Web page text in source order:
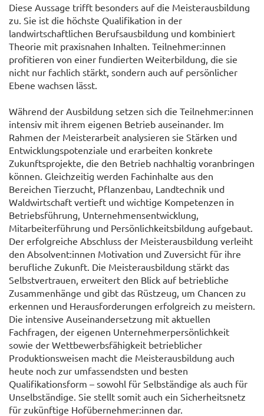
Diese Aussage trifft besonders auf die Meisterausbildung
zu. Sie ist die höchste Qualifikation in der
landwirtschaftlichen Berufsausbildung und kombiniert
Theorie mit praxisnahen Inhalten. Teilnehmer:innen
profitieren von einer fundierten Weiterbildung, die sie
nicht nur fachlich stärkt, sondern auch auf persönlicher
Ebene wachsen lässt.
Während der Ausbildung setzen sich die Teilnehmer:innen
intensiv mit ihrem eigenen Betrieb auseinander. Im
Rahmen der Meisterarbeit analysieren sie Stärken und
Entwicklungspotenziale und erarbeiten konkrete
Zukunftsprojekte, die den Betrieb nachhaltig voranbringen
können. Gleichzeitig werden Fachinhalte aus den
Bereichen Tierzucht, Pflanzenbau, Landtechnik und
Waldwirtschaft vertieft und wichtige Kompetenzen in
Betriebsführung, Unternehmensentwicklung,
Mitarbeiterführung und Persönlichkeitsbildung aufgebaut.
Der erfolgreiche Abschluss der Meisterausbildung verleiht
den Absolvent:innen Motivation und Zuversicht für ihre
berufliche Zukunft. Die Meisterausbildung stärkt das
Selbstvertrauen, erweitert den Blick auf betriebliche
Zusammenhänge und gibt das Rüstzeug, um Chancen zu
erkennen und Herausforderungen erfolgreich zu meistern.
Die intensive Auseinandersetzung mit aktuellen
Fachfragen, der eigenen Unternehmerpersönlichkeit
sowie der Wettbewerbsfähigkeit betrieblicher
Produktionsweisen macht die Meisterausbildung auch
heute noch zur umfassendsten und besten
Qualifikationsform – sowohl für Selbständige als auch für
Unselbständige. Sie stellt somit auch ein Sicherheitsnetz
für zukünftige Hofübernehmer:innen dar.